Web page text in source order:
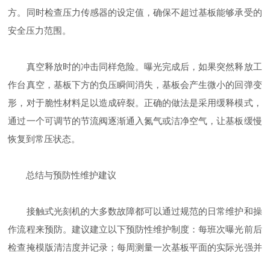
方。同时检查压力传感器的设定值，确保不超过基板能够承受的
安全压力范围。
真空释放时的冲击同样危险。曝光完成后，如果突然释放工
作台真空，基板下方的负压瞬间消失，基板会产生微小的回弹变
形，对于脆性材料足以造成碎裂。正确的做法是采用缓释模式，
通过一个可调节的节流阀逐渐通入氮气或洁净空气，让基板缓慢
恢复到常压状态。
总结与预防性维护建议
接触式光刻机的大多数故障都可以通过规范的日常维护和操
作流程来预防。建议建立以下预防性维护制度：每班次曝光前后
检查掩模版清洁度并记录；每周测量一次基板平面的实际光强并